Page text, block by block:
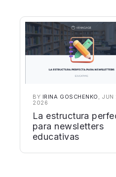
BY IRINA GOSCHENKO , JUN
2026
La estructura
para newsletters
educativas